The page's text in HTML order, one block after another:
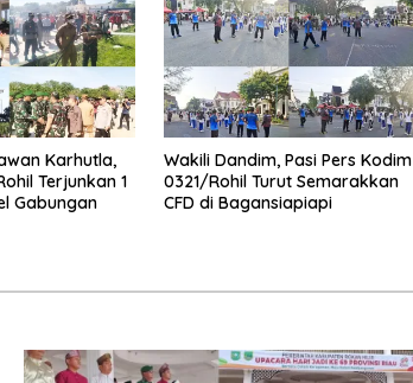
Karhutla,
Terjunkan 1
Gabungan
Wakili Dandim, Pasi Pers Kodim
0321/Rohil Turut Semarakkan
CFD di Bagansiapiapi